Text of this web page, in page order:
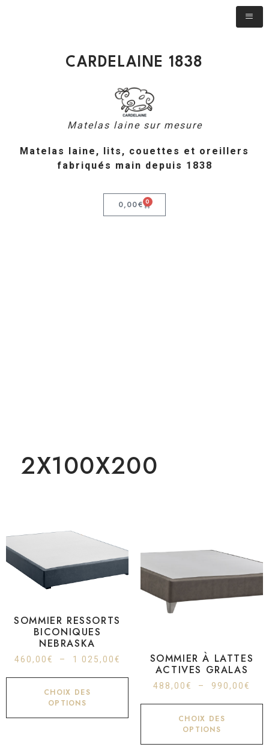
CARDELAINE 1838
Matelas laine sur mesure
Matelas laine, lits, couettes et oreillers
fabriqués main depuis 1838
0,00€ 0
2X100X200
SOMMIER RESSORTS
BICONIQUES
NEBRASKA
460,00€ – 1 025,00€
CHOIX DES
OPTIONS
SOMMIER À LATTES
ACTIVES GRALAS
488,00€ – 990,00€
CHOIX DES
OPTIONS